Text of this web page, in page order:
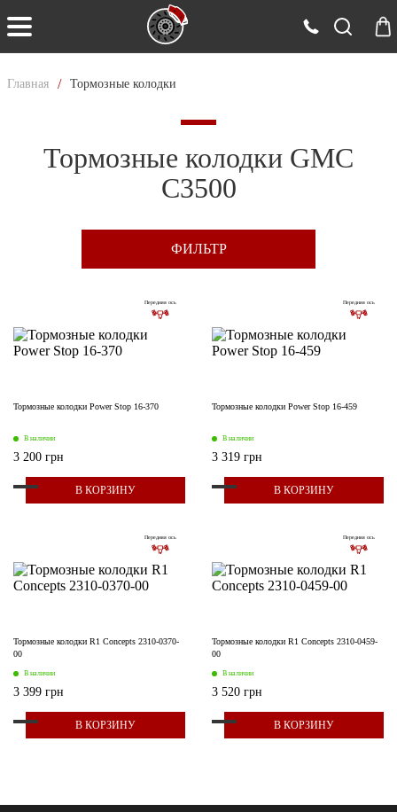
Главная / Тормозные колодки
Тормозные колодки GMC
C3500
ФИЛЬТР
Передняя ось
Тормозные колодки Power Stop 16-370
В наличии
3 200 грн
В КОРЗИНУ
Передняя ось
Тормозные колодки Power Stop 16-459
В наличии
3 319 грн
В КОРЗИНУ
Передняя ось
Тормозные колодки R1 Concepts 2310-0370-
00
В наличии
3 399 грн
В КОРЗИНУ
Передняя ось
Тормозные колодки R1 Concepts 2310-0459-
00
В наличии
3 520 грн
В КОРЗИНУ